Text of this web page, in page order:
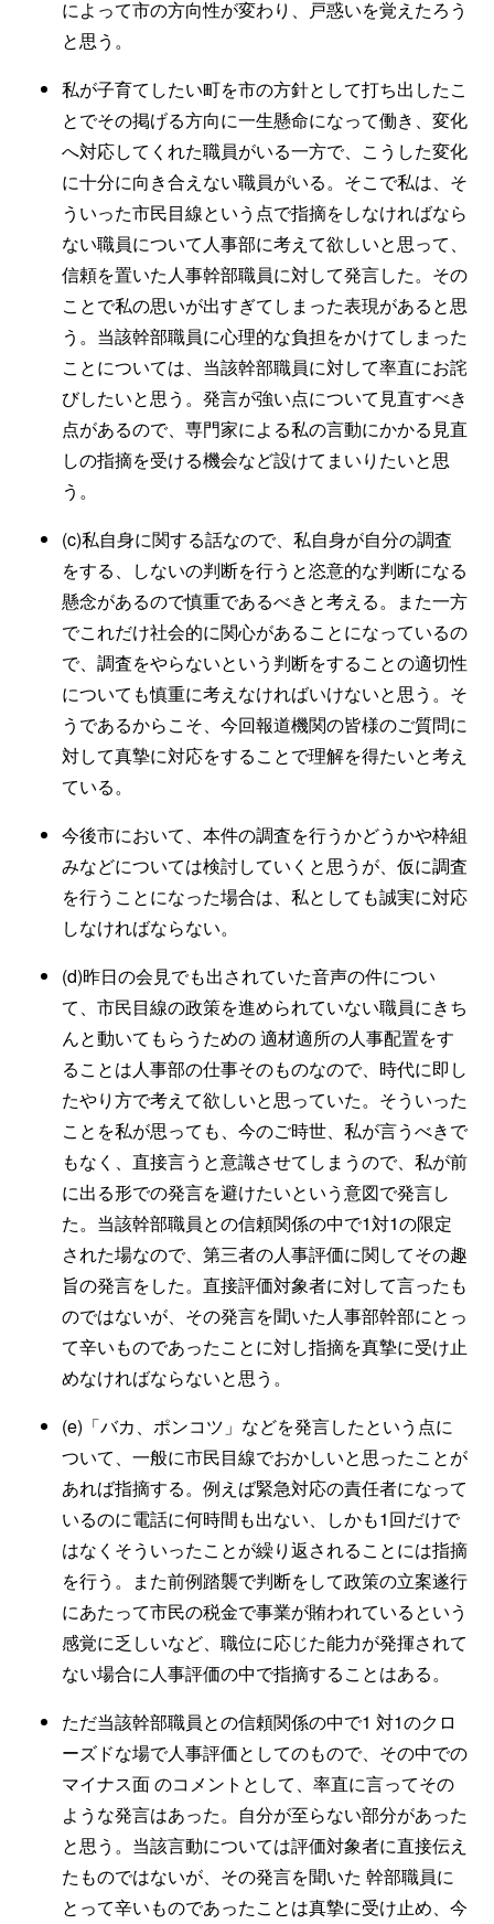
によって市の方向性が変わり、戸惑いを覚えたろう
と思う。
私が子育てしたい町を市の方針として打ち出したこ
とでその掲げる方向に一生懸命になって働き、変化
へ対応してくれた職員がいる一方で、こうした変化
に十分に向き合えない職員がいる。そこで私は、そ
ういった市民目線という点で指摘をしなければなら
ない職員について人事部に考えて欲しいと思って、
信頼を置いた人事幹部職員に対して発言した。その
ことで私の思いが出すぎてしまった表現があると思
う。当該幹部職員に心理的な負担をかけてしまった
ことについては、当該幹部職員に対して率直にお詫
びしたいと思う。発言が強い点について見直すべき
点があるので、専門家による私の言動にかかる見直
しの指摘を受ける機会など設けてまいりたいと思
う。
(c)私自身に関する話なので、私自身が自分の調査
をする、しないの判断を行うと恣意的な判断になる
懸念があるので慎重であるべきと考える。また一方
でこれだけ社会的に関心があることになっているの
で、調査をやらないという判断をすることの適切性
についても慎重に考えなければいけないと思う。そ
うであるからこそ、今回報道機関の皆様のご質問に
対して真摯に対応をすることで理解を得たいと考え
ている。
今後市において、本件の調査を行うかどうかや枠組
みなどについては検討していくと思うが、仮に調査
を行うことになった場合は、私としても誠実に対応
しなければならない。
(d)昨日の会見でも出されていた音声の件につい
て、市民目線の政策を進められていない職員にきち
んと動いてもらうための 適材適所の人事配置をす
ることは人事部の仕事そのものなので、時代に即し
たやり方で考えて欲しいと思っていた。そういった
ことを私が思っても、今のご時世、私が言うべきで
もなく、直接言うと意識させてしまうので、私が前
に出る形での発言を避けたいという意図で発言し
た。当該幹部職員との信頼関係の中で1対1の限定
された場なので、第三者の人事評価に関してその趣
旨の発言をした。直接評価対象者に対して言ったも
のではないが、その発言を聞いた人事部幹部にとっ
て辛いものであったことに対し指摘を真摯に受け止
めなければならないと思う。
(e)「バカ、ポンコツ」などを発言したという点に
ついて、一般に市民目線でおかしいと思ったことが
あれば指摘する。例えば緊急対応の責任者になって
いるのに電話に何時間も出ない、しかも1回だけで
はなくそういったことが繰り返されることには指摘
を行う。また前例踏襲で判断をして政策の立案遂行
にあたって市民の税金で事業が賄われているという
感覚に乏しいなど、職位に応じた能力が発揮されて
ない場合に人事評価の中で指摘することはある。
ただ当該幹部職員との信頼関係の中で1 対1のクロ
ーズドな場で人事評価としてのもので、その中での
マイナス面 のコメントとして、率直に言ってその
ような発言はあった。自分が至らない部分があった
と思う。当該言動については評価対象者に直接伝え
たものではないが、その発言を聞いた 幹部職員に
とって辛いものであったことは真摯に受け止め、今